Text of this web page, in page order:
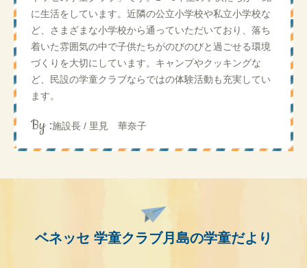
に生活をしています。近隣の公立小学校や私立小学校な
ど、さまざまな小学校から通っていただいており、落ち
着いた雰囲気の中で子供たちがのびのびと過ごせる環境
づくりを大切にしています。キャンプやクッキングな
ど、民設の学童クラブならではの体験活動も充実してい
ます。
By :施設長 / 里見 華奈子
ベネッセ 学童クラブ月島の学童だより